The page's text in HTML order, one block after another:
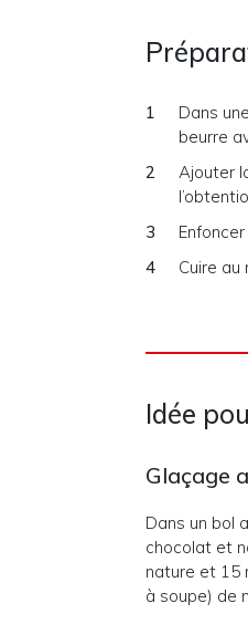
Dans
beurre
Ajouter
Cuire
Idée
Glaçage
Dans un bol
chocolat et
nature et 15
à soupe) de